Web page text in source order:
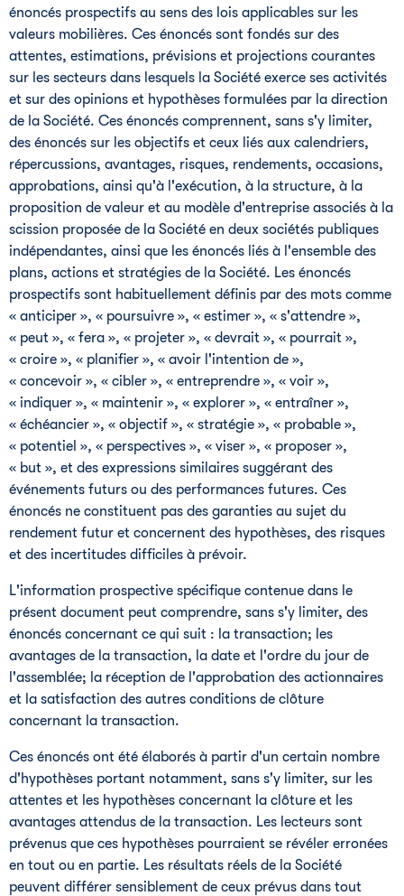
énoncés prospectifs au sens des lois applicables sur les
valeurs mobilières. Ces énoncés sont fondés sur des
attentes, estimations, prévisions et projections courantes
sur les secteurs dans lesquels la Société exerce ses activités
et sur des opinions et hypothèses formulées par la direction
de la Société. Ces énoncés comprennent, sans s'y limiter,
des énoncés sur les objectifs et ceux liés aux calendriers,
répercussions, avantages, risques, rendements, occasions,
approbations, ainsi qu'à l'exécution, à la structure, à la
proposition de valeur et au modèle d'entreprise associés à la
scission proposée de la Société en deux sociétés publiques
indépendantes, ainsi que les énoncés liés à l'ensemble des
plans, actions et stratégies de la Société. Les énoncés
prospectifs sont habituellement définis par des mots comme
« anticiper », « poursuivre », « estimer », « s'attendre »,
« peut », « fera », « projeter », « devrait », « pourrait »,
« croire », « planifier », « avoir l'intention de »,
« concevoir », « cibler », « entreprendre », « voir »,
« indiquer », « maintenir », « explorer », « entraîner »,
« échéancier », « objectif », « stratégie », « probable »,
« potentiel », « perspectives », « viser », « proposer »,
« but », et des expressions similaires suggérant des
événements futurs ou des performances futures. Ces
énoncés ne constituent pas des garanties au sujet du
rendement futur et concernent des hypothèses, des risques
et des incertitudes difficiles à prévoir.
L'information prospective spécifique contenue dans le
présent document peut comprendre, sans s'y limiter, des
énoncés concernant ce qui suit : la transaction; les
avantages de la transaction, la date et l'ordre du jour de
l'assemblée; la réception de l'approbation des actionnaires
et la satisfaction des autres conditions de clôture
concernant la transaction.
Ces énoncés ont été élaborés à partir d'un certain nombre
d'hypothèses portant notamment, sans s'y limiter, sur les
attentes et les hypothèses concernant la clôture et les
avantages attendus de la transaction. Les lecteurs sont
prévenus que ces hypothèses pourraient se révéler erronées
en tout ou en partie. Les résultats réels de la Société
peuvent différer sensiblement de ceux prévus dans tout